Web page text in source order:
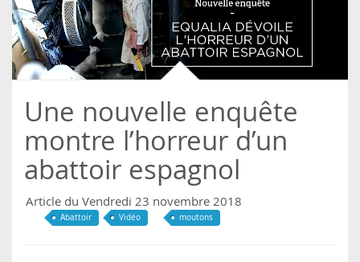
Une nouvelle enquête
montre l’horreur d’un
abattoir espagnol
Article du Vendredi 23 novembre 2018
Abattoir Vidéo moutons